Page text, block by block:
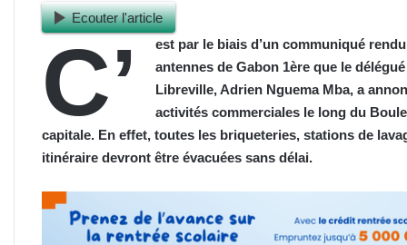
Ecouter l'article
C’
est par le biais d’un communiqué
antennes de Gabon 1ère que le
Libreville, Adrien Nguema Mba, a
activités commerciales le long du
capitale. En effet, toutes les briqueteries, stations de
itinéraire devront être évacuées sans délai.